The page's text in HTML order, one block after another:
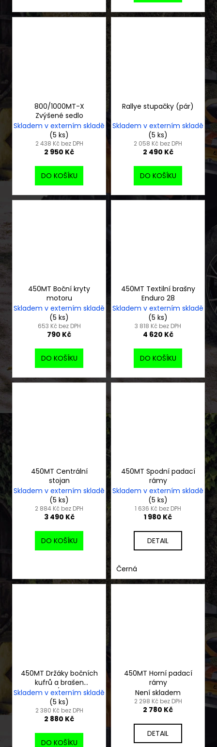
800/1000MT-X
Zvýšené sedlo
Skladem v externím skladě
(5 ks)
2 438 Kč bez DPH
2 950 Kč
DO KOŠÍKU
Rallye stupačky (pár)
Skladem v externím skladě
(5 ks)
2 058 Kč bez DPH
2 490 Kč
DO KOŠÍKU
450MT Boční kryty
motoru
Skladem v externím skladě
(5 ks)
653 Kč bez DPH
790 Kč
DO KOŠÍKU
450MT Textilní brašny
Enduro 28
Skladem v externím skladě
(5 ks)
3 818 Kč bez DPH
4 620 Kč
DO KOŠÍKU
450MT Centrální
stojan
Skladem v externím skladě
(5 ks)
2 884 Kč bez DPH
3 490 Kč
DO KOŠÍKU
450MT Spodní padací
rámy
Skladem v externím skladě
(5 ks)
1 636 Kč bez DPH
1 980 Kč
DETAIL
Černá
450MT Držáky bočních
kufrů a brašen
CFMOTO/Westwind
Skladem v externím skladě
(5 ks)
2 380 Kč bez DPH
2 880 Kč
DO KOŠÍKU
450MT Horní padací
rámy
Není skladem
2 298 Kč bez DPH
2 780 Kč
DETAIL